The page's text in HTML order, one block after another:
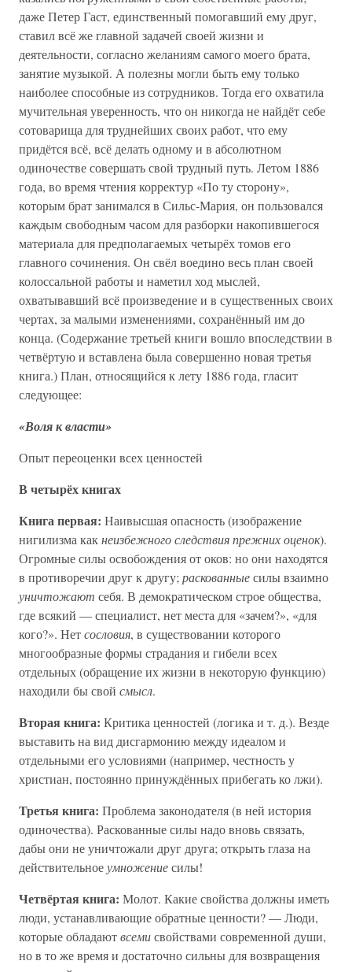
даже Петер Гаст, единственный помогавший ему друг,
ставил всё же главной задачей своей жизни и
деятельности, согласно желаниям самого моего брата,
занятие музыкой. А полезны могли быть ему только
наиболее способные из сотрудников. Тогда его охватила
мучительная уверенность, что он никогда не найдёт себе
сотоварища для труднейших своих работ, что ему
придётся всё, всё делать одному и в абсолютном
одиночестве совершать свой трудный путь. Летом 1886
года, во время чтения корректур «По ту сторону»,
которым брат занимался в Сильс-Мария, он пользовался
каждым свободным часом для разборки накопившегося
материала для предполагаемых четырёх томов его
главного сочинения. Он свёл воедино весь план своей
колоссальной работы и наметил ход мыслей,
охватывавший всё произведение и в существенных своих
чертах, за малыми изменениями, сохранённый им до
конца. (Содержание третьей книги вошло впоследствии в
четвёртую и вставлена была совершенно новая третья
книга.) План, относящийся к лету 1886 года, гласит
следующее:
«Воля к власти»
Опыт переоценки всех ценностей
В четырёх книгах
Книга первая: Наивысшая опасность (изображение
нигилизма какнеизбежного следствия прежних оценок).
Огромные силы освобождения от оков: но они находятся
в противоречии друг к другу; раскованныесилы взаимно
уничтожают себя. В демократическом строе общества,
где всякий — специалист, нет места для «зачем?», «для
кого?». Нетсословия, в существовании которого
многообразные формы страдания и гибели всех
отдельных (обращение их жизни в некоторую функцию)
находили бы свой смысл.
Вторая книга: Критика ценностей (логика и т. д.). Везде
выставить на вид дисгармонию между идеалом и
отдельными его условиями (например, честность у
христиан, постоянно принуждённых прибегать ко лжи).
Третья книга: Проблема законодателя (в ней история
одиночества). Раскованные силы надо вновь связать,
дабы они не уничтожали друг друга; открыть глаза на
действительноеумножениесилы!
Четвёртая книга: Молот. Какие свойства должны иметь
люди, устанавливающие обратные ценности? — Люди,
которые обладаютвсемисвойствами современной души,
но в то же время и достаточно сильны для возвращения